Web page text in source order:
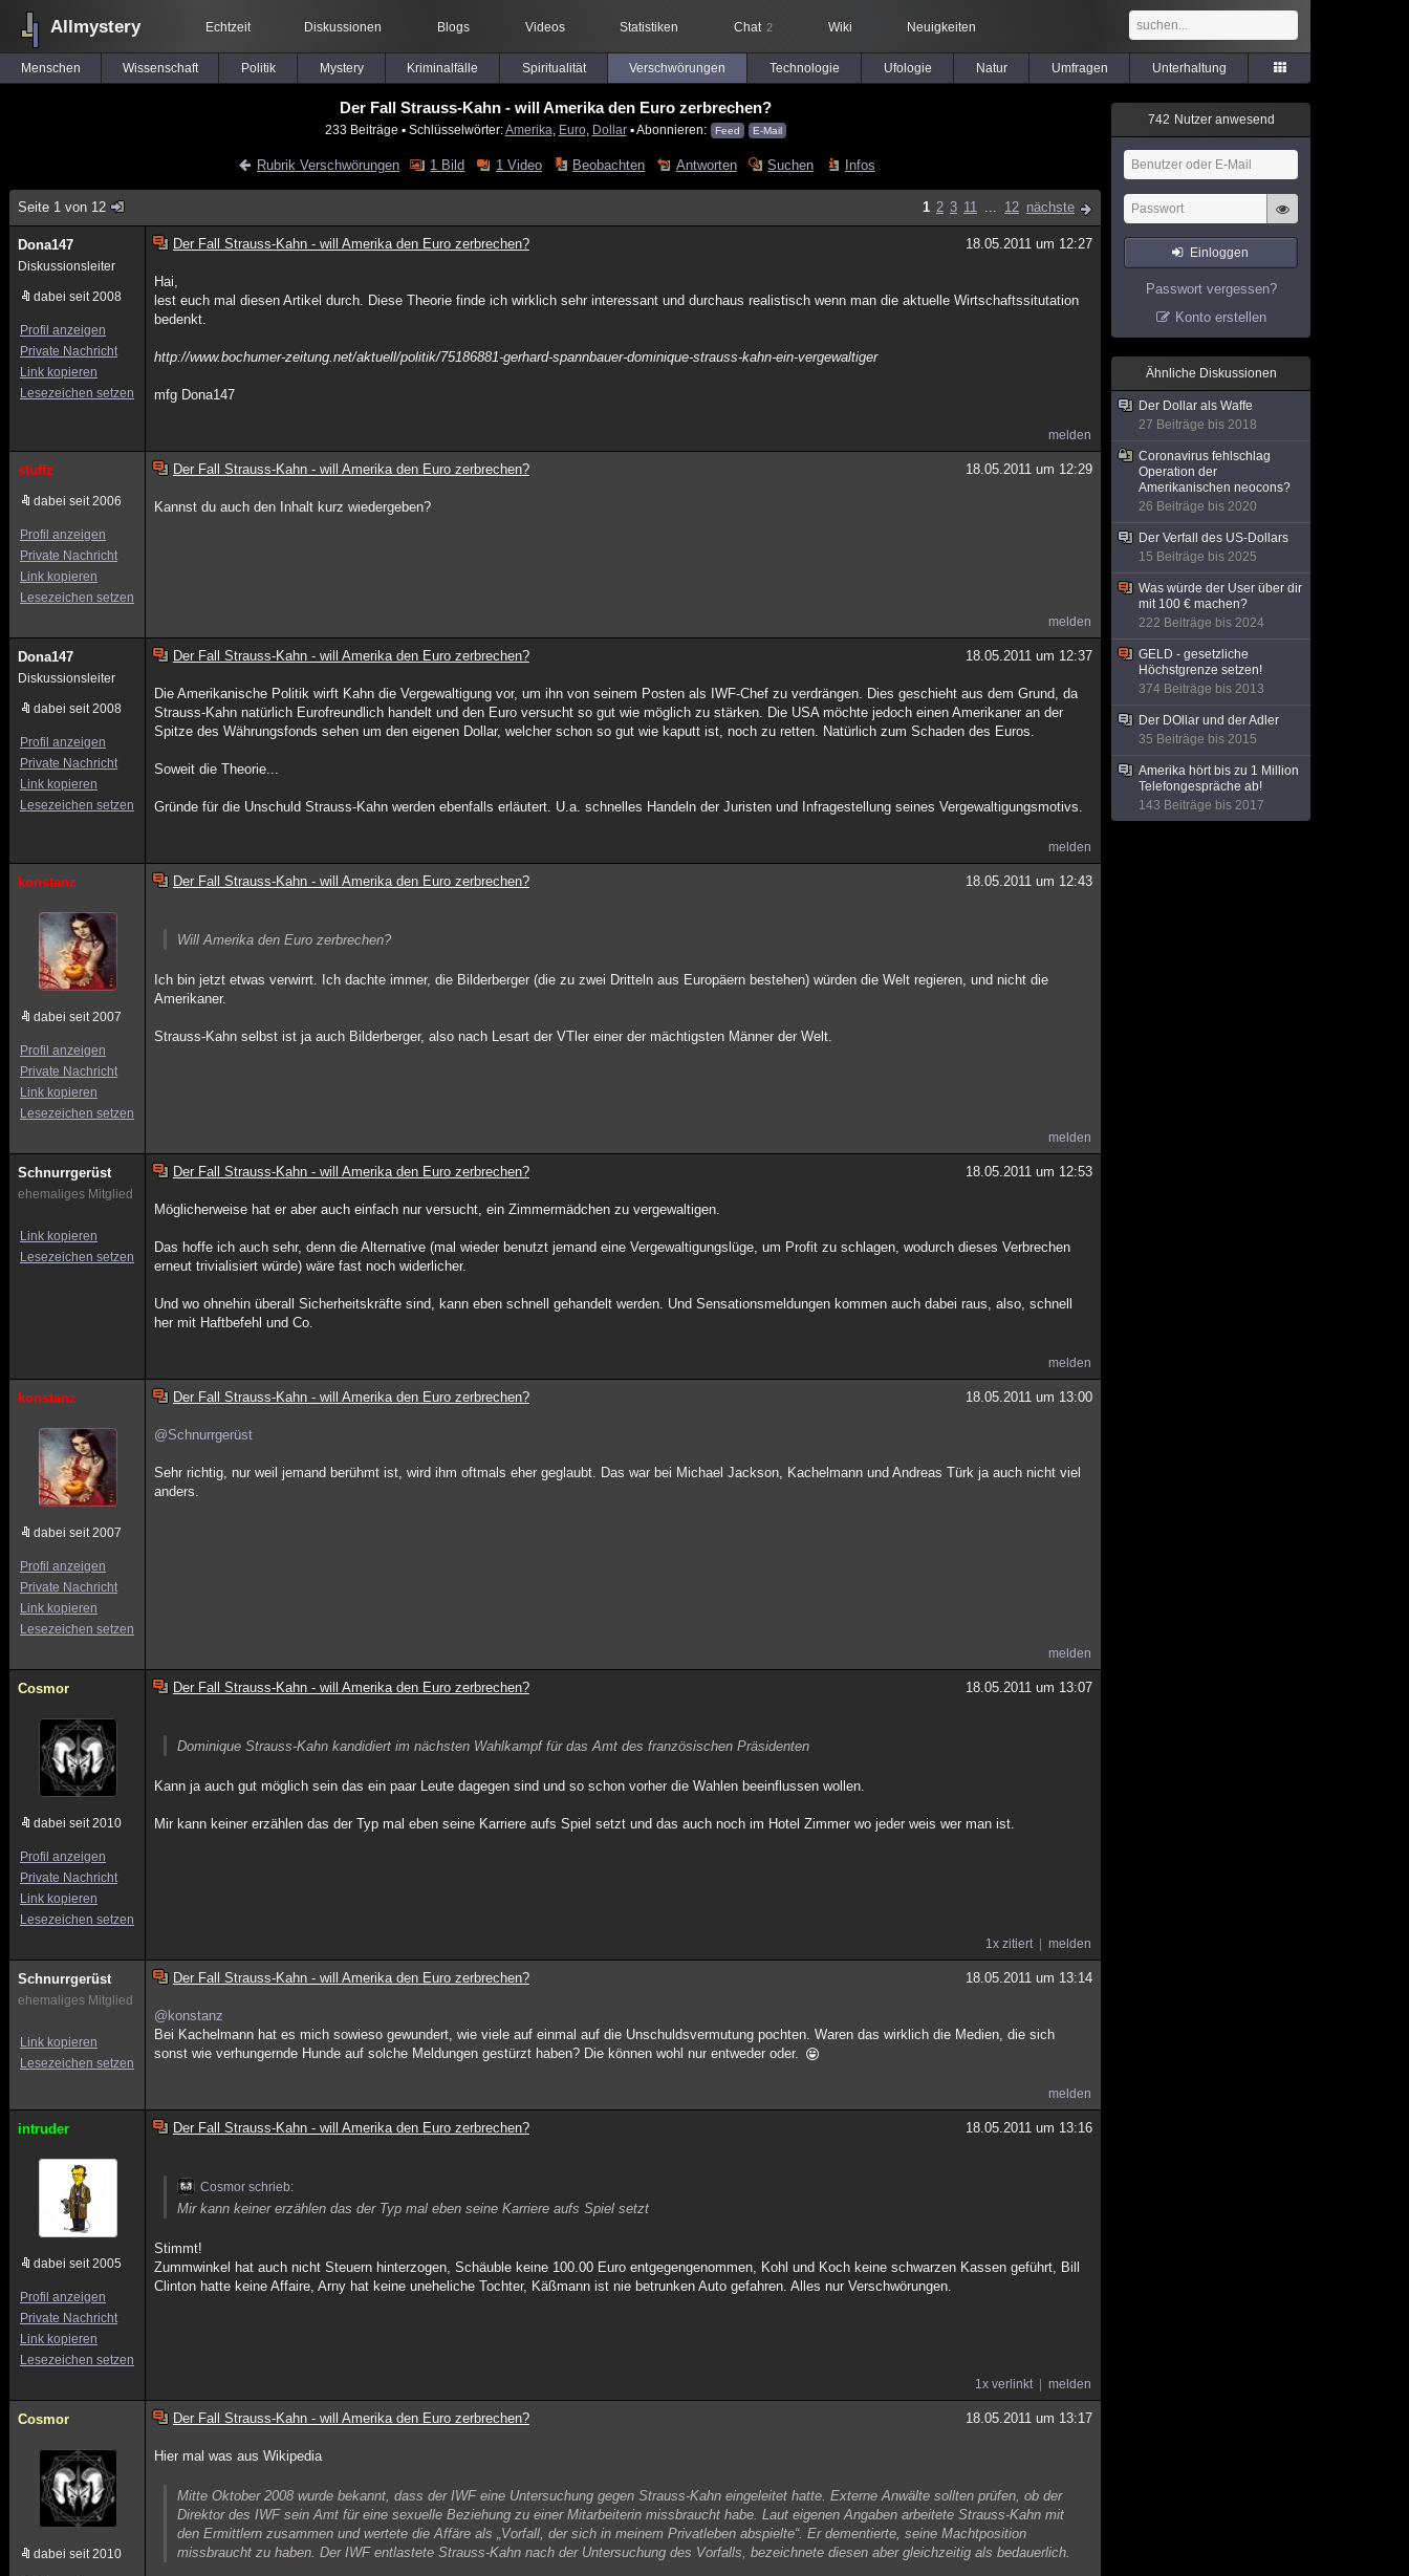
Allmystery Echtzeit Diskussionen Blogs Videos Statistiken Chat 2 Wiki Neuigkeiten
Menschen Wissenschaft Politik Mystery Kriminalfälle Spiritualität Verschwörungen Technologie Ufologie Natur Umfragen Unterhaltung
Der Fall Strauss-Kahn - will Amerika den Euro zerbrechen?
233 Beiträge ▪ Schlüsselwörter:Amerika Euro, Dollar▪ Abonnieren: Feed E-Mail
Rubrik Verschwörungen 1 Bild 1 Video Beobachten Antworten Suchen Infos
Seite 1 von 12 1 2 3 11 ... 12 nächste
Dona147
Diskussionsleiter
dabei seit 2008
Profil anzeigen
Private Nachricht
Link kopieren
Lesezeichen setzen
Der Fall Strauss-Kahn - will Amerika den Euro zerbrechen? 18.05.2011 um 12:27
Hai,
lest euch mal diesen Artikel durch. Diese Theorie finde ich wirklich sehr interessant und durchaus realistisch wenn man die aktuelle Wirtschaftssitutation
bedenkt.
http://www.bochumer-zeitung.net/aktuell/politik/75186881-gerhard-spannbauer-dominique-strauss-kahn-ein-vergewaltiger
mfg Dona147
melden
stuffz
dabei seit 2006
Profil anzeigen
Private Nachricht
Link kopieren
Lesezeichen setzen
Der Fall Strauss-Kahn - will Amerika den Euro zerbrechen? 18.05.2011 um 12:29
Kannst du auch den Inhalt kurz wiedergeben?
melden
Dona147
Diskussionsleiter
dabei seit 2008
Profil anzeigen
Private Nachricht
Link kopieren
Lesezeichen setzen
Der Fall Strauss-Kahn - will Amerika den Euro zerbrechen? 18.05.2011 um 12:37
Die Amerikanische Politik wirft Kahn die Vergewaltigung vor, um ihn von seinem Posten als IWF-Chef zu verdrängen. Dies geschieht aus dem Grund, da
Strauss-Kahn natürlich Eurofreundlich handelt und den Euro versucht so gut wie möglich zu stärken. Die USA möchte jedoch einen Amerikaner an der
Spitze des Währungsfonds sehen um den eigenen Dollar, welcher schon so gut wie kaputt ist, noch zu retten. Natürlich zum Schaden des Euros.
Soweit die Theorie...
Gründe für die Unschuld Strauss-Kahn werden ebenfalls erläutert. U.a. schnelles Handeln der Juristen und Infragestellung seines Vergewaltigungsmotivs.
melden
konstanz
dabei seit 2007
Profil anzeigen
Private Nachricht
Link kopieren
Lesezeichen setzen
Der Fall Strauss-Kahn - will Amerika den Euro zerbrechen? 18.05.2011 um 12:43
Will Amerika den Euro zerbrechen?
Ich bin jetzt etwas verwirrt. Ich dachte immer, die Bilderberger (die zu zwei Dritteln aus Europäern bestehen) würden die Welt regieren, und nicht die
Amerikaner.
Strauss-Kahn selbst ist ja auch Bilderberger, also nach Lesart der VTler einer der mächtigsten Männer der Welt.
melden
Schnurrgerüst
ehemaliges Mitglied
Link kopieren
Lesezeichen setzen
Der Fall Strauss-Kahn - will Amerika den Euro zerbrechen? 18.05.2011 um 12:53
Möglicherweise hat er aber auch einfach nur versucht, ein Zimmermädchen zu vergewaltigen.
Das hoffe ich auch sehr, denn die Alternative (mal wieder benutzt jemand eine Vergewaltigungslüge, um Profit zu schlagen, wodurch dieses Verbrechen
erneut trivialisiert würde) wäre fast noch widerlicher.
Und wo ohnehin überall Sicherheitskräfte sind, kann eben schnell gehandelt werden. Und Sensationsmeldungen kommen auch dabei raus, also, schnell
her mit Haftbefehl und Co.
melden
konstanz
dabei seit 2007
Profil anzeigen
Private Nachricht
Link kopieren
Lesezeichen setzen
Der Fall Strauss-Kahn - will Amerika den Euro zerbrechen? 18.05.2011 um 13:00
@Schnurrgerüst
Sehr richtig, nur weil jemand berühmt ist, wird ihm oftmals eher geglaubt. Das war bei Michael Jackson, Kachelmann und Andreas Türk ja auch nicht viel
anders.
melden
Cosmor
dabei seit 2010
Profil anzeigen
Private Nachricht
Link kopieren
Lesezeichen setzen
Der Fall Strauss-Kahn - will Amerika den Euro zerbrechen? 18.05.2011 um 13:07
Dominique Strauss-Kahn kandidiert im nächsten Wahlkampf für das Amt des französischen Präsidenten
Kann ja auch gut möglich sein das ein paar Leute dagegen sind und so schon vorher die Wahlen beeinflussen wollen.
Mir kann keiner erzählen das der Typ mal eben seine Karriere aufs Spiel setzt und das auch noch im Hotel Zimmer wo jeder weis wer man ist.
1x zitiert melden
Schnurrgerüst
ehemaliges Mitglied
Link kopieren
Lesezeichen setzen
Der Fall Strauss-Kahn - will Amerika den Euro zerbrechen? 18.05.2011 um 13:14
@konstanz
Bei Kachelmann hat es mich sowieso gewundert, wie viele auf einmal auf die Unschuldsvermutung pochten. Waren das wirklich die Medien, die sich
sonst wie verhungernde Hunde auf solche Meldungen gestürzt haben? Die können wohl nur entweder oder.
melden
intruder
dabei seit 2005
Profil anzeigen
Private Nachricht
Link kopieren
Lesezeichen setzen
Der Fall Strauss-Kahn - will Amerika den Euro zerbrechen? 18.05.2011 um 13:16
Cosmor schrieb:
Mir kann keiner erzählen das der Typ mal eben seine Karriere aufs Spiel setzt
Stimmt!
Zummwinkel hat auch nicht Steuern hinterzogen, Schäuble keine 100.00 Euro entgegengenommen, Kohl und Koch keine schwarzen Kassen geführt, Bill
Clinton hatte keine Affaire, Arny hat keine uneheliche Tochter, Käßmann ist nie betrunken Auto gefahren. Alles nur Verschwörungen.
1x verlinkt melden
Cosmor
dabei seit 2010
Der Fall Strauss-Kahn - will Amerika den Euro zerbrechen? 18.05.2011 um 13:17
Hier mal was aus Wikipedia
Mitte Oktober 2008 wurde bekannt, dass der IWF eine Untersuchung gegen Strauss-Kahn eingeleitet hatte. Externe Anwälte sollten prüfen, ob der
Direktor des IWF sein Amt für eine sexuelle Beziehung zu einer Mitarbeiterin missbraucht habe. Laut eigenen Angaben arbeitete Strauss-Kahn mit
den Ermittlern zusammen und wertete die Affäre als „Vorfall, der sich in meinem Privatleben abspielte“. Er dementierte, seine Machtposition
missbraucht zu haben. Der IWF entlastete Strauss-Kahn nach der Untersuchung des Vorfalls, bezeichnete diesen aber gleichzeitig als bedauerlich.
742 Nutzer anwesend
Einloggen
Passwort vergessen?
Konto erstellen
Ähnliche Diskussionen
Der Dollar als Waffe
27 Beiträge bis 2018
Coronavirus fehlschlag
Operation der
Amerikanischen neocons?
26 Beiträge bis 2020
Der Verfall des US-Dollars
15 Beiträge bis 2025
Was würde der User über dir
mit 100 € machen?
222 Beiträge bis 2024
GELD - gesetzliche
Höchstgrenze setzen!
374 Beiträge bis 2013
Der DOllar und der Adler
35 Beiträge bis 2015
Amerika hört bis zu 1 Million
Telefongespräche ab!
143 Beiträge bis 2017